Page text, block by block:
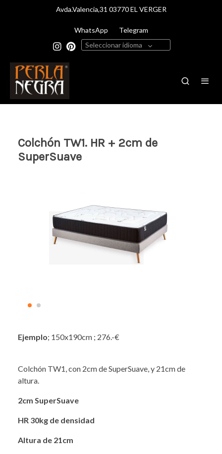
Avda.Valencia,31 03770 EL VERGER
WhatsApp
Telegram
Seleccionar idioma
Colchón TW1. HR + 2cm de
SuperSuave
Ejemplo; 150x190cm ; 276.-€
Colchón TW1, con 2cm de SuperSuave, y 21cm de
altura.
2cm SuperSuave
HR 30kg de densidad
Altura de 21cm